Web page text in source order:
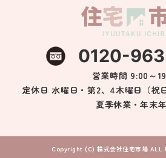
0120-
営業時間 9:00～
定休日 水曜日・第2、4木曜日（祝
夏季休業・年末
Copyright (C) 株式会社住宅市場